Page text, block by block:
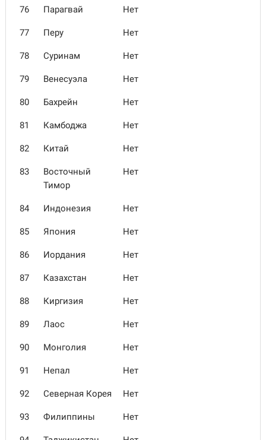
76 Парагвай Нет
77 Перу Нет
78 Суринам Нет
79 Венесуэла Нет
80 Бахрейн Нет
81 Камбоджа Нет
82 Китай Нет
83
Восточный
Тимор
Нет
84 Индонезия Нет
85 Япония Нет
86 Иордания Нет
87 Казахстан Нет
88 Киргизия Нет
89 Лаос Нет
90 Монголия Нет
91 Непал Нет
92 Северная Корея Нет
93 Филиппины Нет